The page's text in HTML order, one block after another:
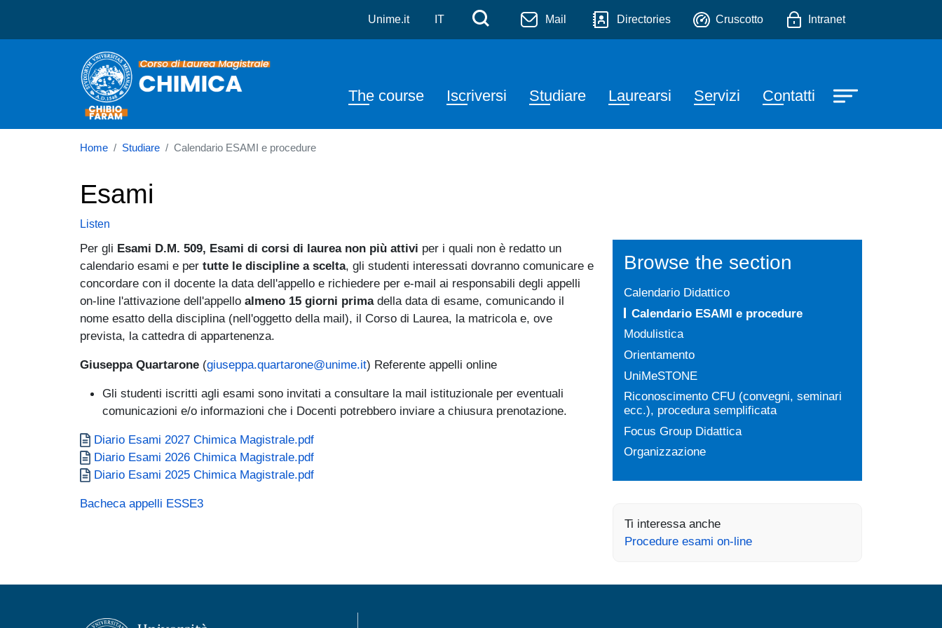
Skip to main content
Unime.it IT Menù di servizio
Cerca Mail Directories Cruscotto Intranet
Navigazione principale
The course Iscriversi Studiare Laurearsi Servizi Contatti
Home Studiare Calendario ESAMI e procedure
Esami
Listen
Per gli Esami D.M. 509, Esami di corsi di laurea non più attivi per i quali non è redatto un
calendario esami e per tutte le discipline a scelta, gli studenti interessati dovranno comunicare e
concordare con il docente la data dell'appello e richiedere per e-mail ai responsabili degli appelli
on-line l'attivazione dell'appello almeno 15 giorni primadella data di esame, comunicando il
nome esatto della disciplina (nell'oggetto della mail), il Corso di Laurea, la matricola e, ove
prevista, la cattedra di appartenenza.
Giuseppa Quartarone (giuseppa.quartarone@unime.it) Referente appelli online
Gli studenti iscritti agli esami sono invitati a consultare la mail istituzionale per eventuali
comunicazioni e/o informazioni che i Docenti potrebbero inviare a chiusura prenotazione.
Documento
Diario Esami 2027 Chimica Magistrale.pdf
Documento
Diario Esami 2026 Chimica Magistrale.pdf
Documento
Diario Esami 2025 Chimica Magistrale.pdf
Bacheca appelli ESSE3
Browse the section
Calendario Didattico
Calendario ESAMI e procedure
Modulistica
Orientamento
UniMeSTONE
Riconoscimento CFU (convegni, seminari
ecc.), procedura semplificata
Focus Group Didattica
Organizzazione
Ti interessa anche
Procedure esami on-line